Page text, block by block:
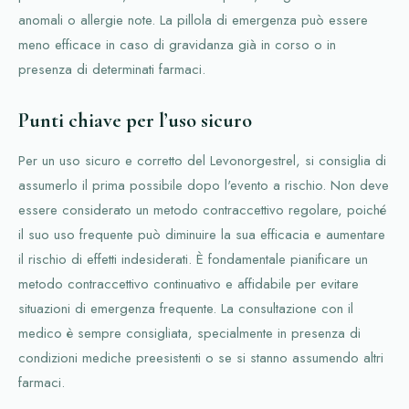
anomali o allergie note. La pillola di emergenza può essere
meno efficace in caso di gravidanza già in corso o in
presenza di determinati farmaci.
Punti chiave per l’uso sicuro
Per un uso sicuro e corretto del Levonorgestrel, si consiglia di
assumerlo il prima possibile dopo l'evento a rischio. Non deve
essere considerato un metodo contraccettivo regolare, poiché
il suo uso frequente può diminuire la sua efficacia e aumentare
il rischio di effetti indesiderati. È fondamentale pianificare un
metodo contraccettivo continuativo e affidabile per evitare
situazioni di emergenza frequente. La consultazione con il
medico è sempre consigliata, specialmente in presenza di
condizioni mediche preesistenti o se si stanno assumendo altri
farmaci.